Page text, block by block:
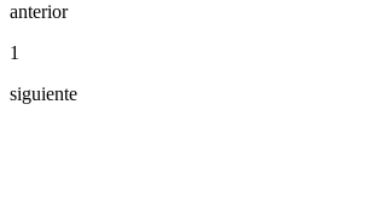
anterior
1
siguiente